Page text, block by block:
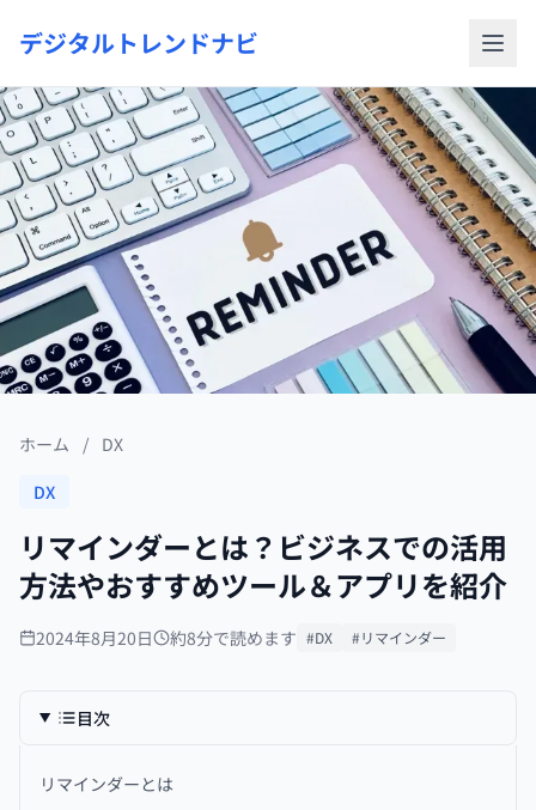
デジタルトレンドナビ
ホーム / DX
DX
リマインダーとは？ビジネスでの活用
方法やおすすめツール＆アプリを紹介
2024年8月20日 約8分で読めます #DX #リマインダー
目次
リマインダーとは